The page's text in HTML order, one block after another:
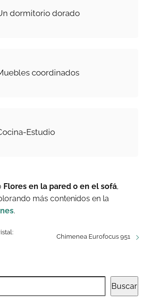
dormitorio dorado
coordinados
Estudio
Flores en la pared o en el sofá,
más contenidos en la
.
Chimenea Eurofocus 951
Buscar